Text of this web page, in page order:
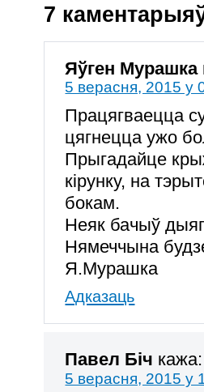
7
Яўген Мурашка
5 верасня, 2015 у
Працягваецца
цягнецца ужо
Прыгадайце
кірунку, на
бокам.
Неяк бачыў
Нямеччына
Я.Мурашка
Адказаць
Павел Біч кажа:
5 верасня, 2015 у